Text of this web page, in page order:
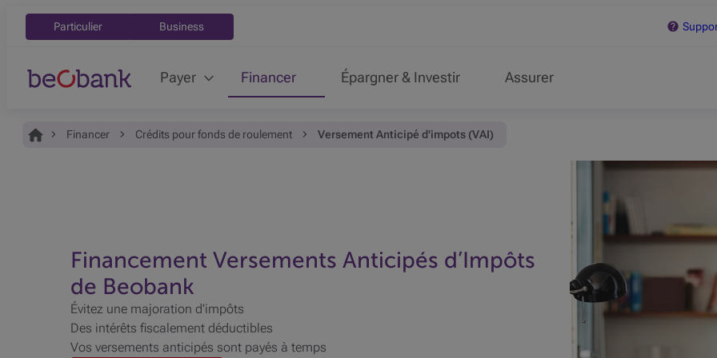
Particulier Business
Payer Financer Épargner & Investir Assurer
Vous êtes ici:
Accueil Financer Crédits pour fonds de roulement Versement Anticipé d'impots (VAI)
Financement Versements Anticipés d’Impôts
de Beobank
Évitez une majoration d'impôts
Des intérêts fiscalement déductibles
Vos versements anticipés sont payés à temps